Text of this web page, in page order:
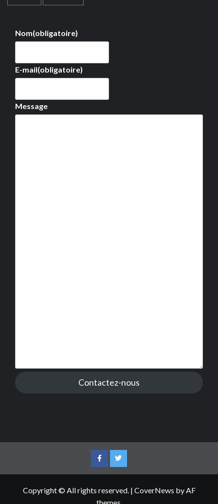
Nom(obligatoire)
E-mail(obligatoire)
Message
Contactez-nous
FacebookTwitter
Copyright © All rights reserved. | CoverNews by AF